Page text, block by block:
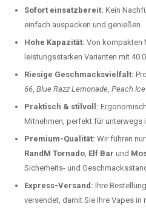
Sofort einsatzbereit: Kein
einfach auspacken und genießen.
Hohe Kapazität: Von kompakten
leistungsstarken Varianten mit
Riesige Geschmacksvielfalt:
66, Blue Razz Lemonade, Peach Ice
Praktisch & stilvoll:
Mitnehmen, perfekt für unterwegs
Premium-Qualität: Wir führen
RandM Tornado, Elf Bar und
Sicherheits- und
Express-Versand: Ihre
versendet, damit Sie Ihre Vapes in